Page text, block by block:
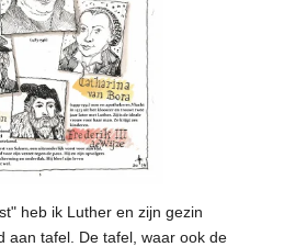
heb ik Luther en zijn gezin
aan tafel. De tafel, waar ook de